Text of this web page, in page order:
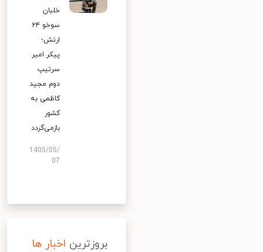
خلبان
سوخو ۲۴
ارتش؛
پیکر امیر
سرتیپ
دوم مجید
کاظمی به
کشور
بازمی‌گردد
1405/05/
07
بروزترین اخبار ها